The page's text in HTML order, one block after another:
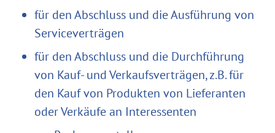
für den Abschluss und die Ausführung von
Serviceverträgen
für den Abschluss und die Durchführung
von Kauf- und Verkaufsverträgen, z.B. für
den Kauf von Produkten von Lieferanten
oder Verkäufe an Interessenten